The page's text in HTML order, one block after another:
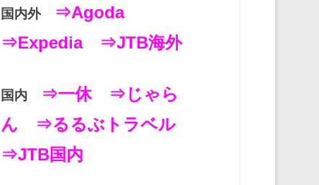
国内外
⇒Agoda
⇒Expedia
⇒JTB海外
国内 ⇒一休
⇒じゃら
ん
⇒るるぶトラベル
⇒JTB国内